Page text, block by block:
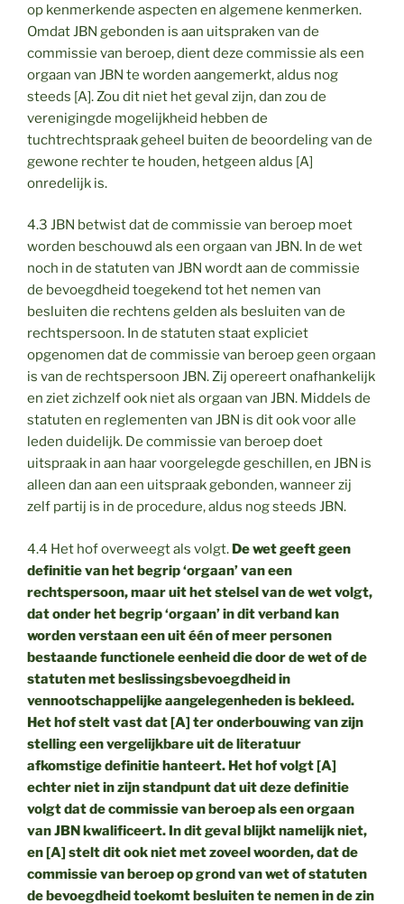
op kenmerkende aspecten en algemene kenmerken.
Omdat JBN gebonden is aan uitspraken van de
commissie van beroep, dient deze commissie als een
orgaan van JBN te worden aangemerkt, aldus nog
steeds [A]. Zou dit niet het geval zijn, dan zou de
verenigingde mogelijkheid hebben de
tuchtrechtspraak geheel buiten de beoordeling van de
gewone rechter te houden, hetgeen aldus [A]
onredelijk is.
4.3 JBN betwist dat de commissie van beroep moet
worden beschouwd als een orgaan van JBN. In de wet
noch in de statuten van JBN wordt aan de commissie
de bevoegdheid toegekend tot het nemen van
besluiten die rechtens gelden als besluiten van de
rechtspersoon. In de statuten staat expliciet
opgenomen dat de commissie van beroep geen orgaan
is van de rechtspersoon JBN. Zij opereert onafhankelijk
en ziet zichzelf ook niet als orgaan van JBN. Middels de
statuten en reglementen van JBN is dit ook voor alle
leden duidelijk. De commissie van beroep doet
uitspraak in aan haar voorgelegde geschillen, en JBN is
alleen dan aan een uitspraak gebonden, wanneer zij
zelf partij is in de procedure, aldus nog steeds JBN.
4.4 Het hof overweegt als volgt. De wet geeft geen
definitie van het begrip ‘orgaan’ van een
rechtspersoon, maar uit het stelsel van de wet volgt,
dat onder het begrip ‘orgaan’ in dit verband kan
worden verstaan een uit één of meer personen
bestaande functionele eenheid die door de wet of de
statuten met beslissingsbevoegdheid in
vennootschappelijke aangelegenheden is bekleed.
Het hof stelt vast dat [A] ter onderbouwing van zijn
stelling een vergelijkbare uit de literatuur
afkomstige definitie hanteert. Het hof volgt [A]
echter niet in zijn standpunt dat uit deze definitie
volgt dat de commissie van beroep als een orgaan
van JBN kwalificeert. In dit geval blijkt namelijk niet,
en [A] stelt dit ook niet met zoveel woorden, dat de
commissie van beroep op grond van wet of statuten
de bevoegdheid toekomt besluiten te nemen in de zin